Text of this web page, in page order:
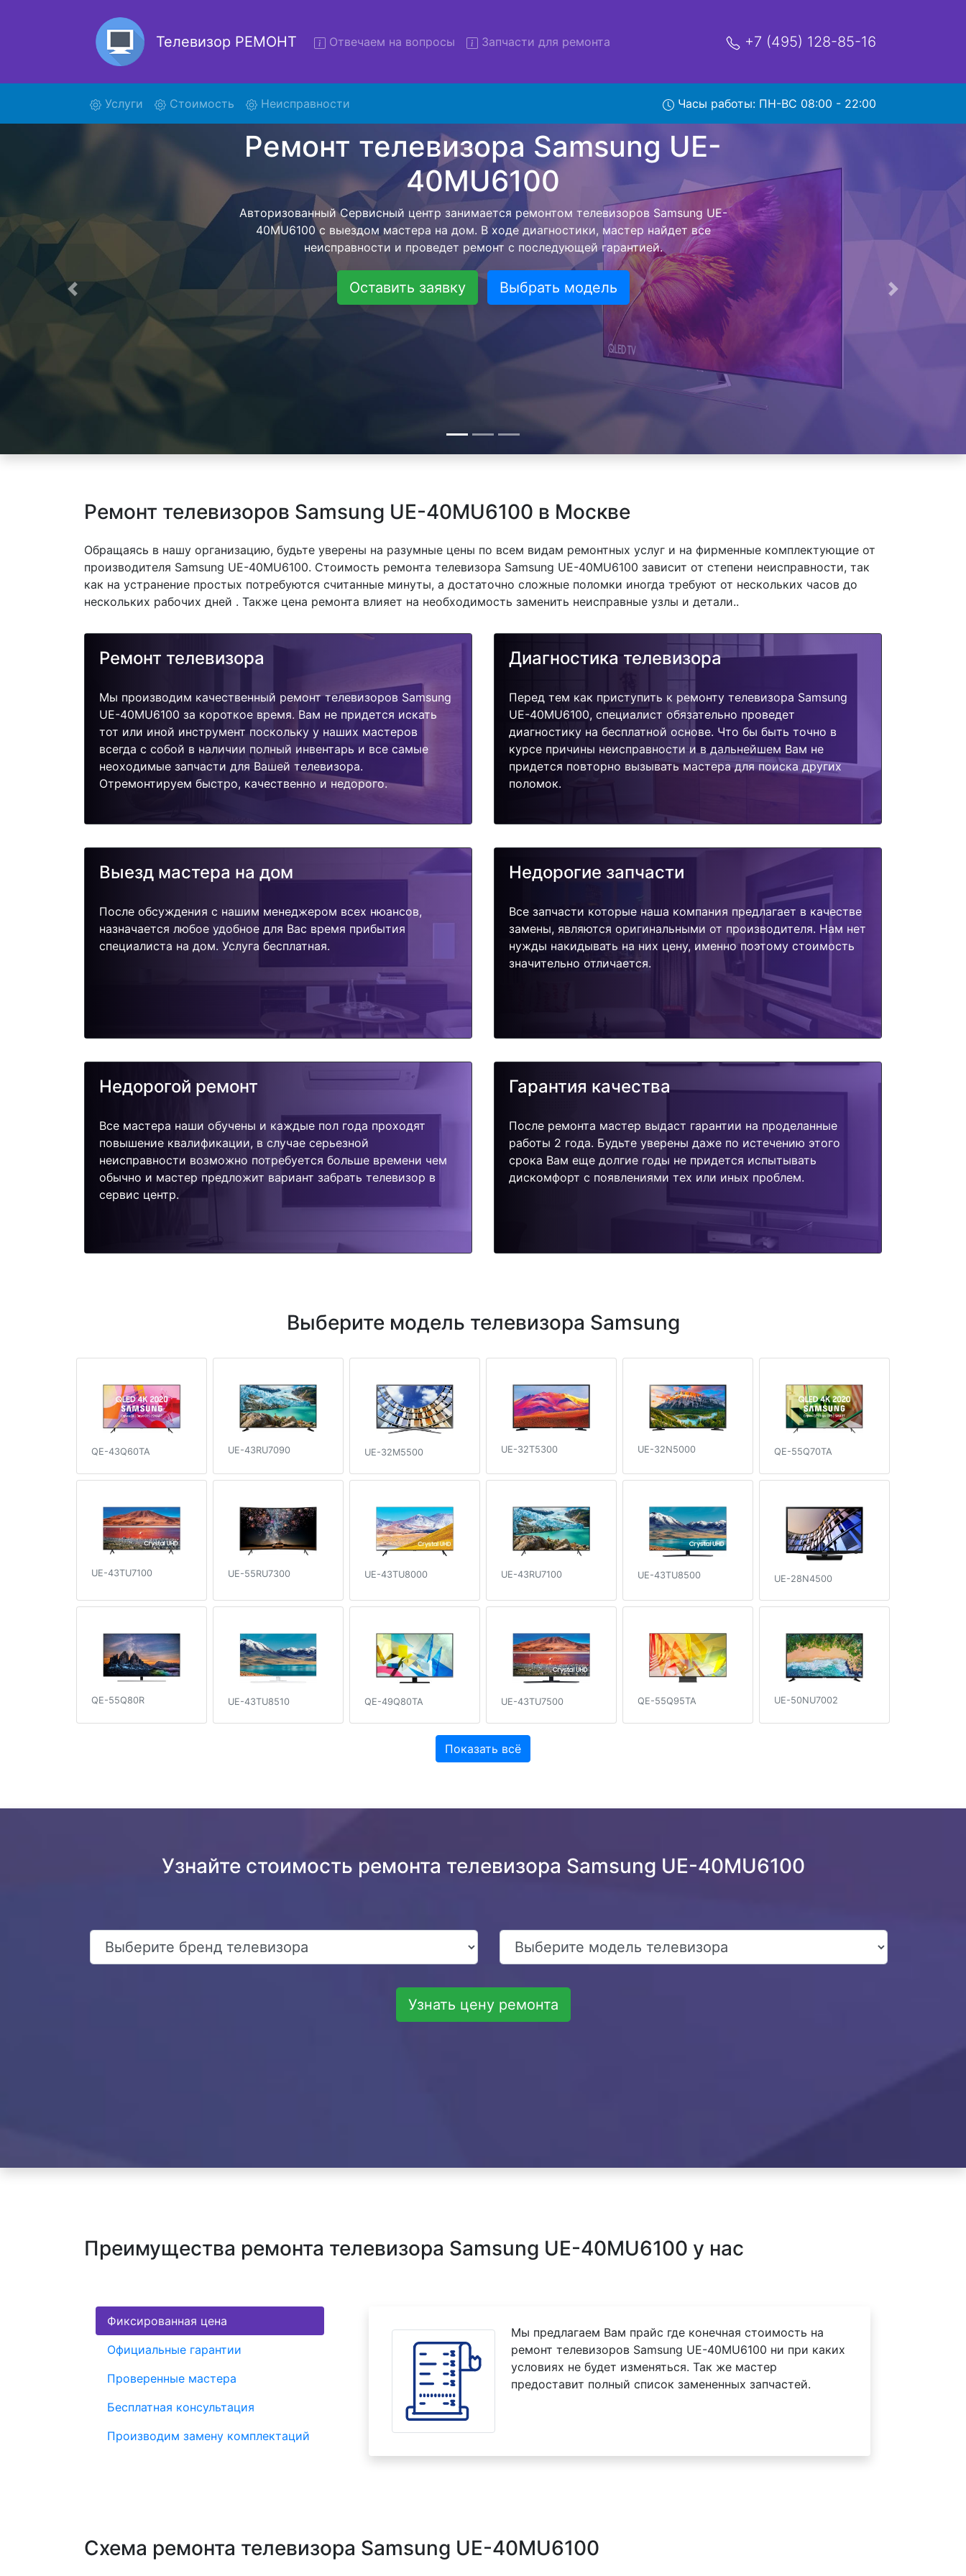
Телевизор РЕМОНТ Отвечаем на вопросы Запчасти для ремонта +7 (495) 128-85-16
Услуги (current)Стоимость Неисправности Часы работы: ПН-ВС 08:00 - 22:00
Ремонт телевизоров Samsung UE-
40MU6100 с вывозом в сервис
Ремонт телевизоров Samsung UE-40MU6100 с вывозом в сервисный центр и
обратно - с помощью нашей бесплатной услуги, специалист заберет Ваш телевизор
для дальнейшего более детального ремонта. Оговоренная стоимость ремонта
останется неизменно при возвращении видеотехники обратно.
Оставить заявку Выбрать модель
Предыдущая Следующая
Ремонт телевизоров Samsung UE-40MU6100 в Москве
Обращаясь в нашу организацию, будьте уверены на разумные цены по всем видам ремонтных услуг и на фирменные комплектующие от
производителя Samsung UE-40MU6100. Стоимость ремонта телевизора Samsung UE-40MU6100 зависит от степени неисправности, так
как на устранение простых потребуются считанные минуты, а достаточно сложные поломки иногда требуют от нескольких часов до
нескольких рабочих дней . Также цена ремонта влияет на необходимость заменить неисправные узлы и детали..
Ремонт телевизора
Мы производим качественный ремонт телевизоров Samsung
UE-40MU6100 за короткое время. Вам не придется искать
тот или иной инструмент поскольку у наших мастеров
всегда с собой в наличии полный инвентарь и все самые
неоходимые запчасти для Вашей телевизора.
Отремонтируем быстро, качественно и недорого.
Диагностика телевизора
Перед тем как приступить к ремонту телевизора Samsung
UE-40MU6100, специалист обязательно проведет
диагностику на бесплатной основе. Что бы быть точно в
курсе причины неисправности и в дальнейшем Вам не
придется повторно вызывать мастера для поиска других
поломок.
Выезд мастера на дом
После обсуждения с нашим менеджером всех нюансов,
назначается любое удобное для Вас время прибытия
специалиста на дом. Услуга бесплатная.
Недорогие запчасти
Все запчасти которые наша компания предлагает в качестве
замены, являются оригинальными от производителя. Нам нет
нужды накидывать на них цену, именно поэтому стоимость
значительно отличается.
Недорогой ремонт
Все мастера наши обучены и каждые пол года проходят
повышение квалификации, в случае серьезной
неисправности возможно потребуется больше времени чем
обычно и мастер предложит вариант забрать телевизор в
сервис центр.
Гарантия качества
После ремонта мастер выдаст гарантии на проделанные
работы 2 года. Будьте уверены даже по истечению этого
срока Вам еще долгие годы не придется испытывать
дискомфорт с появлениями тех или иных проблем.
Выберите модель телевизора Samsung
QE-43Q60TA UE-43RU7090 UE-32M5500 UE-32T5300 UE-32N5000 QE-55Q70TA
UE-43TU7100 UE-55RU7300 UE-43TU8000 UE-43RU7100 UE-43TU8500 UE-28N4500
QE-55Q80R UE-43TU8510 QE-49Q80TA UE-43TU7500 QE-55Q95TA UE-50NU7002
Показать всё
Узнайте стоимость ремонта телевизора Samsung UE-40MU6100
Узнать цену ремонта
Преимущества ремонта телевизора Samsung UE-40MU6100 у нас
Фиксированная цена
Официальные гарантии
Проверенные мастера
Бесплатная консультация
Производим замену комплектаций
Мы предлагаем Вам прайс где конечная стоимость на
ремонт телевизоров Samsung UE-40MU6100 ни при каких
условиях не будет изменяться. Так же мастер
предоставит полный список замененных запчастей.
Схема ремонта телевизора Samsung UE-40MU6100